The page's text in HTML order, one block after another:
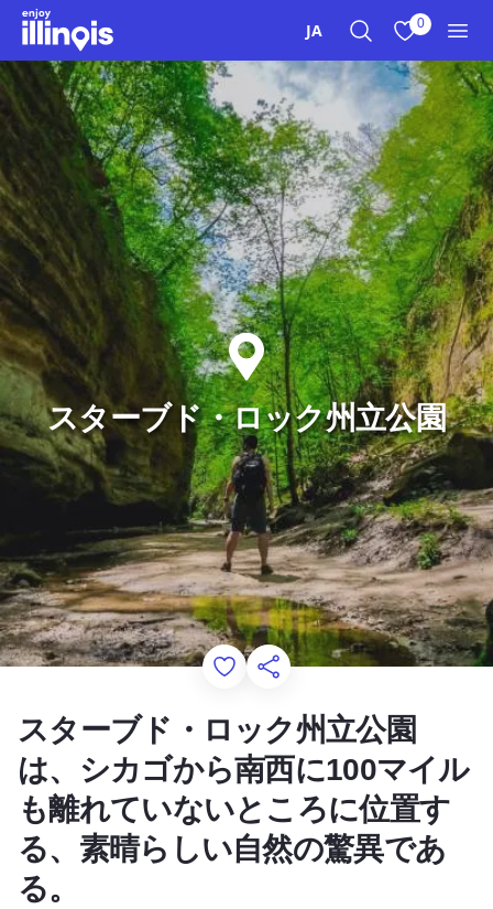
本文へスキップ
JA 0
スターブド・ロック州立公園
Add to Favorites
このページを共有する
スターブド・ロック州立公園
は、シカゴから南西に100マイル
も離れていないところに位置す
る、素晴らしい自然の驚異であ
る。